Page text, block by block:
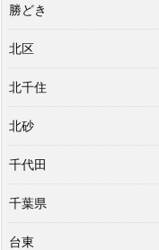
勝どき
北区
北千住
北砂
千代田
千葉県
台東